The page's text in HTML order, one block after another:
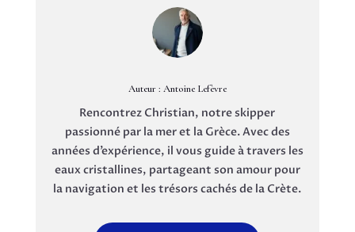
Auteur : Antoine Lefèvre
Rencontrez Christian, notre skipper
passionné par la mer et la Grèce. Avec des
années d’expérience, il vous guide à travers les
eaux cristallines, partageant son amour pour
la navigation et les trésors cachés de la Crète.